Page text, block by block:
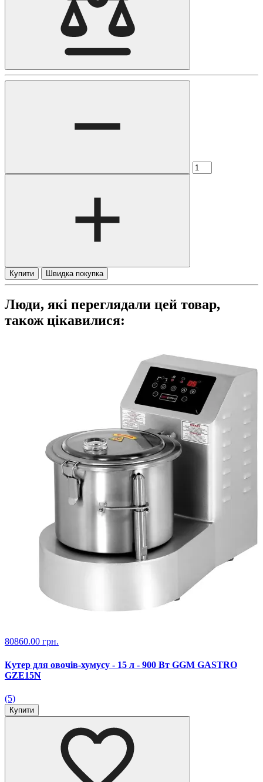
Купити Швидка покупка
Люди, які переглядали цей товар,
також цікавилися:
80860.00 грн.
Кутер для овочів-хумусу - 15 л - 900 Вт GGM GASTRO
GZE15N
(5)
Купити